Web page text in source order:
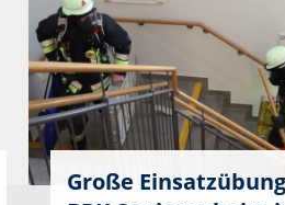
Große